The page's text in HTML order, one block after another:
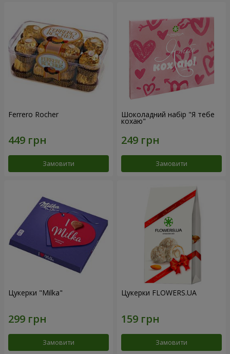
Ferrero Rocher
Замовити
Шоколадний набір "Я тебе
кохаю"
Замовити
Цукерки "Milka"
Замовити
Цукерки FLOWERS.UA
Замовити